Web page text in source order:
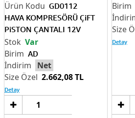
GD0112
HAVA KOMPRESÖRÜ ÇiFT
PiSTON ÇANTALI 12V
SPiRAL HORTUM
AD
Net
2.662,08 TL
Var
Detay
Sepete
Detay